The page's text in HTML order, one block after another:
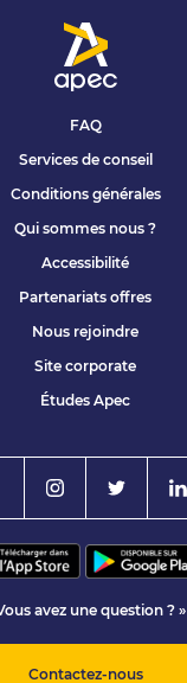
FAQ
Services de conseil
Conditions générales
Qui sommes nous ?
Accessibilité
Partenariats offres
Nous rejoindre
Site corporate
Études Apec
avez une question ? »
Contactez-nous